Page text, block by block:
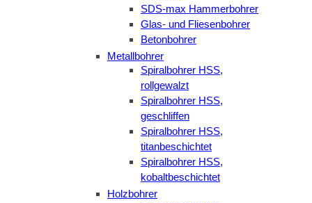
SDS-max Hammerbohrer
Glas- und Fliesenbohrer
Betonbohrer
Metallbohrer
Spiralbohrer HSS,
rollgewalzt
Spiralbohrer HSS,
geschliffen
Spiralbohrer HSS,
titanbeschichtet
Spiralbohrer HSS,
kobaltbeschichtet
Holzbohrer